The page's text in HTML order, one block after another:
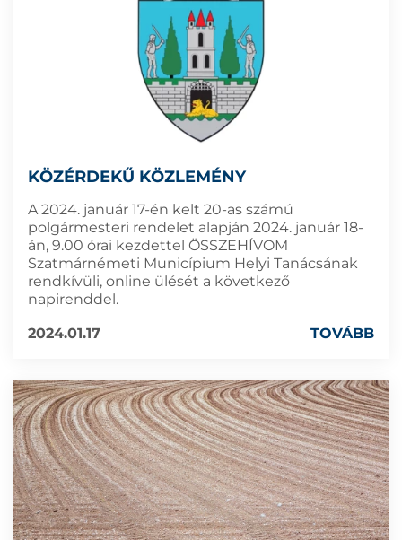
KÖZÉRDEKŰ KÖZLEMÉNY
A 2024. január 17-én kelt 20-as számú
polgármesteri rendelet alapján 2024. január 18-
án, 9.00 órai kezdettel ÖSSZEHÍVOM
Szatmárnémeti Municípium Helyi Tanácsának
rendkívüli, online ülését a következő
napirenddel.
2024.01.17
TOVÁBB